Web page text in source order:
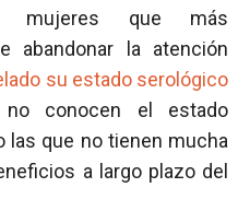
mujeres que más
abandonar la atención
su estado serológico
conocen el estado
las que no tienen mucha
a largo plazo del